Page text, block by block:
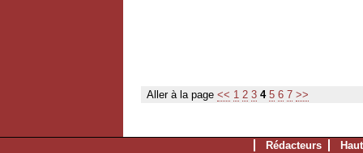
Aller à la page << 1 2 3 4 5 6 7 >>
Rédacteurs